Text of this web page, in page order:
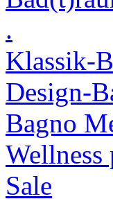
.
Klassik-
Design-
Bagno
Wellness
Sale